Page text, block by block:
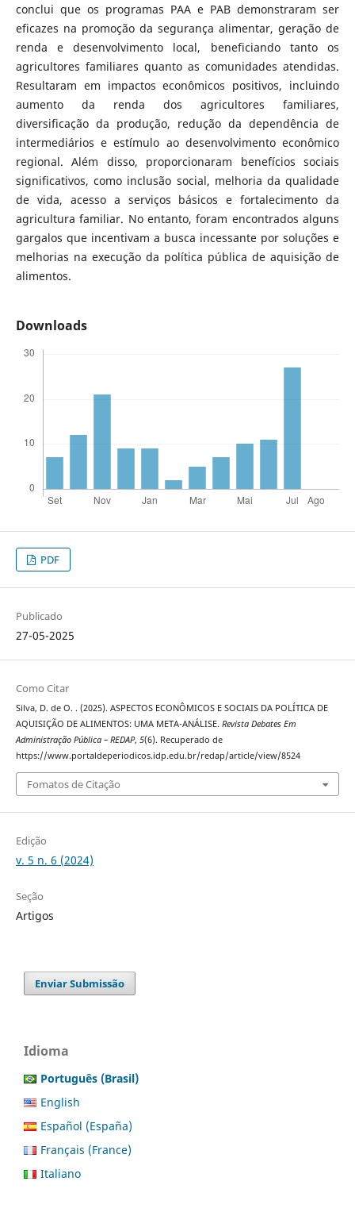
conclui que os programas PAA e PAB demonstraram ser
eficazes na promoção da segurança alimentar, geração de
renda e desenvolvimento local, beneficiando tanto os
agricultores familiares quanto as comunidades atendidas.
Resultaram em impactos econômicos positivos, incluindo
aumento da renda dos agricultores familiares,
diversificação da produção, redução da dependência de
intermediários e estímulo ao desenvolvimento econômico
regional. Além disso, proporcionaram benefícios sociais
significativos, como inclusão social, melhoria da qualidade
de vida, acesso a serviços básicos e fortalecimento da
agricultura familiar. No entanto, foram encontrados alguns
gargalos que incentivam a busca incessante por soluções e
melhorias na execução da política pública de aquisição de
alimentos.
Downloads
PDF
Publicado
27-05-2025
Como Citar
Silva, D. de O. . (2025). ASPECTOS ECONÔMICOS E SOCIAIS DA POLÍTICA DE
AQUISIÇÃO DE ALIMENTOS: UMA META-ANÁLISE. Revista Debates Em
Administração Pública – REDAP, 5(6). Recuperado de
https://www.portaldeperiodicos.idp.edu.br/redap/article/view/8524
Fomatos de Citação
Edição
v. 5 n. 6 (2024)
Seção
Artigos
Enviar Submissão
Idioma
Português (Brasil)
English
Español (España)
Français (France)
Italiano